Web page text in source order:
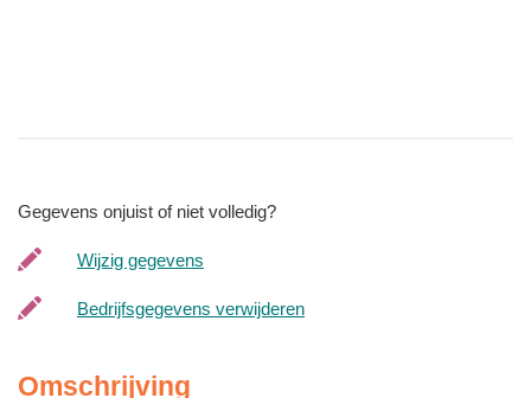
Gegevens onjuist of niet volledig?
Wijzig gegevens
Bedrijfsgegevens verwijderen
Omschrijving